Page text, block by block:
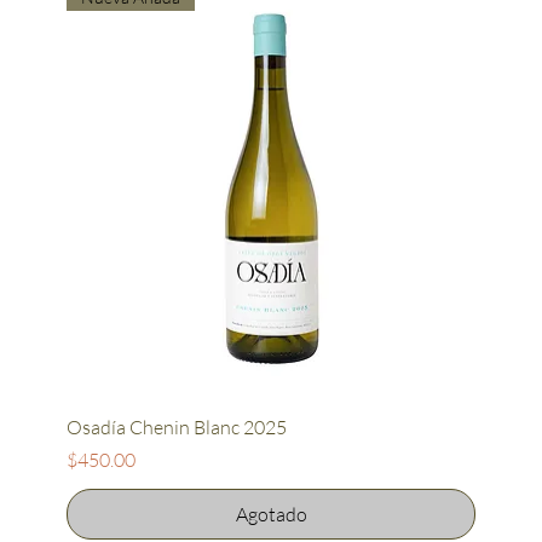
Osadía Chenin Blanc 2025
Precio
$450.00
Agotado